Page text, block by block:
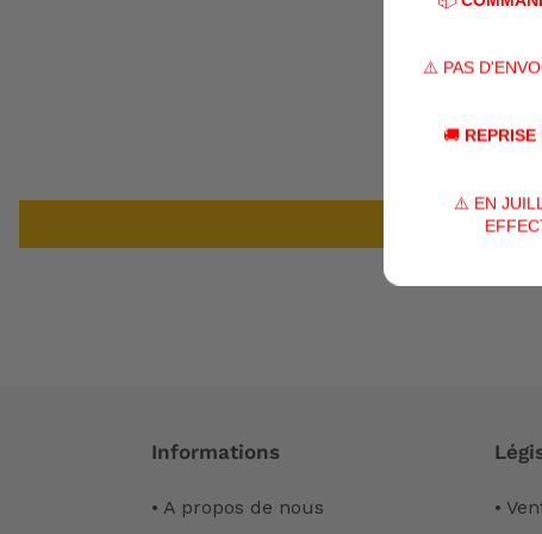
Informations
• A propos de nous
•
⚠️ PAS
🚚
⚠️ EN